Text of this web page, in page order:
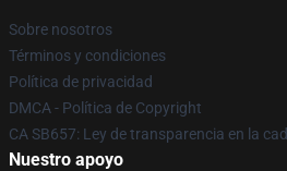
Sobre nosotros
Términos y condiciones
Política de privacidad
DMCA - Política de Copyright
CA SB657: Ley de transparencia en la
Nuestro apoyo